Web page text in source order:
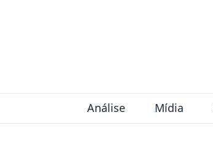
Análise Mídia